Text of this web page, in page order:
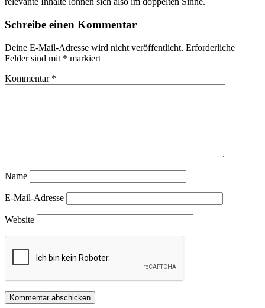
Schreibe einen Kommentar
Deine E-Mail-Adresse wird nicht veröffentlicht. Erforderliche
Felder sind mit * markiert
Kommentar *
Name
E-Mail-Adresse
Website